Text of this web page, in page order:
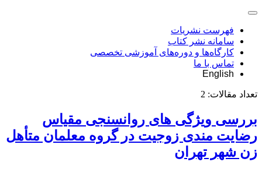
فهرست نشریات
سامانه نشر کتاب
کارگاه‌ها و دوره‌های آموزشی تخصصی
تماس با ما
English
تعداد مقالات: 2
بررسی ویژگی های روانسنجی مقیاس
رضایت مندی زوجیت در گروه معلمان متأهل
زن شهر تهران